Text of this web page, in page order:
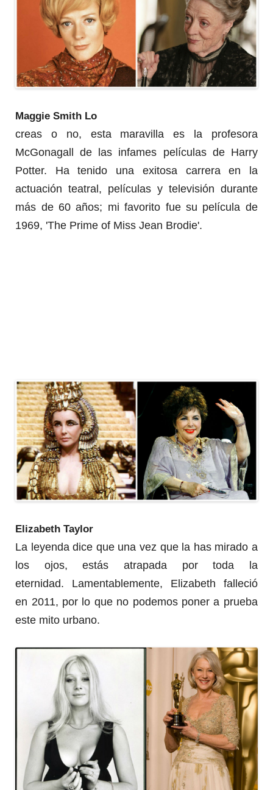
Maggie Smith Lo
creas o no, esta maravilla es la profesora
McGonagall de las infames películas de Harry
Potter. Ha tenido una exitosa carrera en la
actuación teatral, películas y televisión durante
más de 60 años; mi favorito fue su película de
1969, 'The Prime of Miss Jean Brodie'.
Elizabeth Taylor
La leyenda dice que una vez que la has mirado a
los ojos, estás atrapada por toda la
eternidad. Lamentablemente, Elizabeth falleció
en 2011, por lo que no podemos poner a prueba
este mito urbano.